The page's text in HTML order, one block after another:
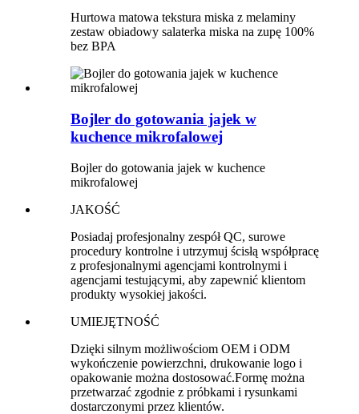
Hurtowa matowa tekstura miska z melaminy
zestaw obiadowy salaterka miska na zupę 100%
bez BPA
Bojler do gotowania jajek w
kuchence mikrofalowej
Bojler do gotowania jajek w kuchence
mikrofalowej
JAKOŚĆ
Posiadaj profesjonalny zespół QC, surowe
procedury kontrolne i utrzymuj ścisłą współpracę
z profesjonalnymi agencjami kontrolnymi i
agencjami testującymi, aby zapewnić klientom
produkty wysokiej jakości.
UMIEJĘTNOŚĆ
Dzięki silnym możliwościom OEM i ODM
wykończenie powierzchni, drukowanie logo i
opakowanie można dostosować.Formę można
przetwarzać zgodnie z próbkami i rysunkami
dostarczonymi przez klientów.